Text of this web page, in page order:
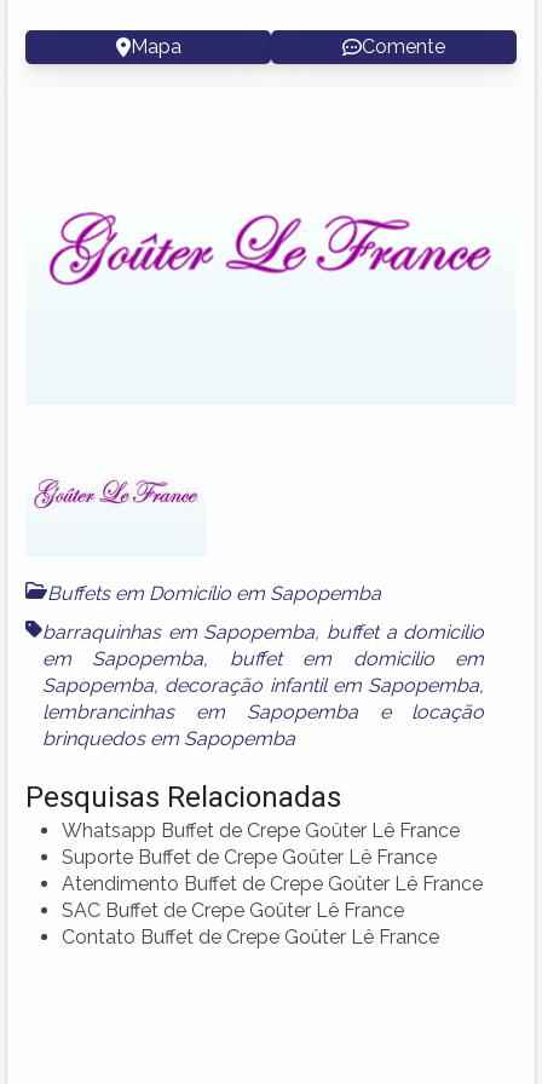
Mapa Comente
Buffets em Domicílio em Sapopemba
barraquinhas em Sapopemba, buffet a domicilio
em Sapopemba, buffet em domicilio em
Sapopemba, decoração infantil em Sapopemba,
lembrancinhas em Sapopembae locação
brinquedos em Sapopemba
Pesquisas Relacionadas
Whatsapp Buffet de Crepe Goûter Lê France
Suporte Buffet de Crepe Goûter Lê France
Atendimento Buffet de Crepe Goûter Lê France
SAC Buffet de Crepe Goûter Lê France
Contato Buffet de Crepe Goûter Lê France